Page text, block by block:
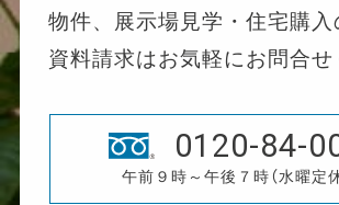
物件、展示場見学・住宅購入
資料請求はお気軽にお問合せ
0120-84-
午前９時～午後７時（水曜定